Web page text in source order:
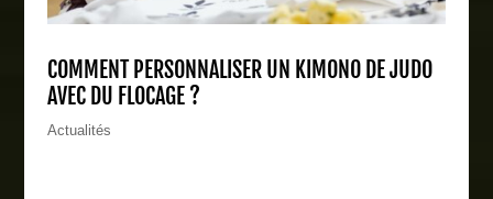
COMMENT PERSONNALISER UN KIMONO DE JUDO
AVEC DU FLOCAGE ?
Actualités